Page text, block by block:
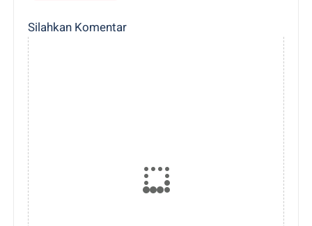
Silahkan Komentar